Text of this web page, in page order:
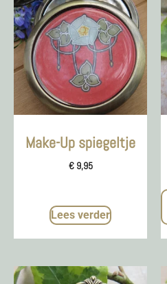
Make-Up spiegeltje
€9,95
Lees verder